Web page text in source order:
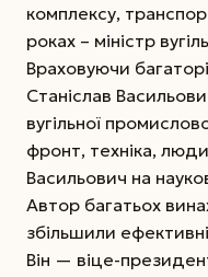
комплексу,
роках – міністр
Враховуючи
Станіслав
вугільної
фронт, техніка,
Васильович на
Автор багатьох
збільшили
Він — віце-